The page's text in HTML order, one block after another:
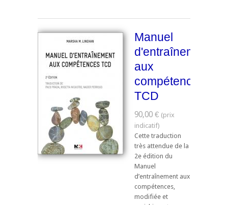
Manuel
d'entraînement
aux
compétences
TCD
90,00 €
Cette traduction
très attendue de la
2e édition du
Manuel
d’entraînement aux
compétences,
modifiée et